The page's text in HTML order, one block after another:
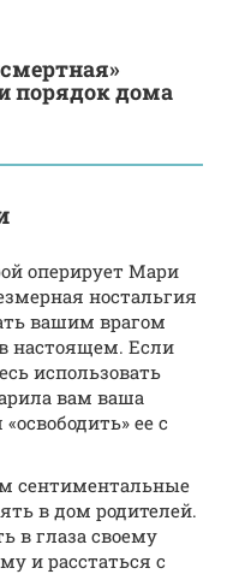
порядок дома
оперирует Мари
ностальгия
вашим врагом
настоящем. Если
использовать
вам ваша
ее с
сентиментальные
в дом родителей.
в глаза своему
и расстаться с